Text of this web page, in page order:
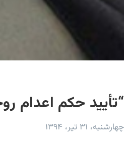
“تأیید حکم
چهارشنبه، ۳۱ تیر، ۱۳۹۴